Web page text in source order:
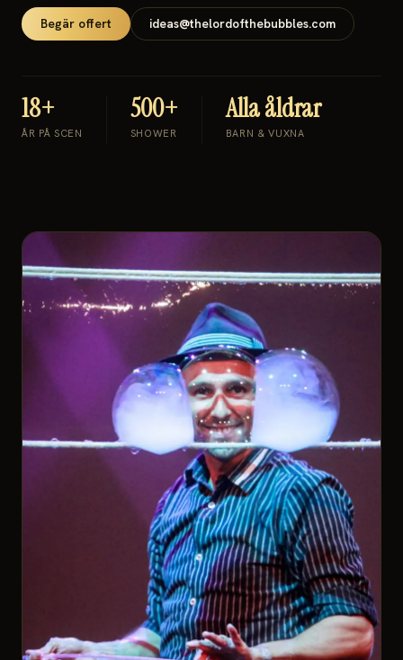
Begär offert ideas@thelordofthebubbles.com
18+
ÅR PÅ SCEN
500+
SHOWER
Alla åldrar
BARN & VUXNA